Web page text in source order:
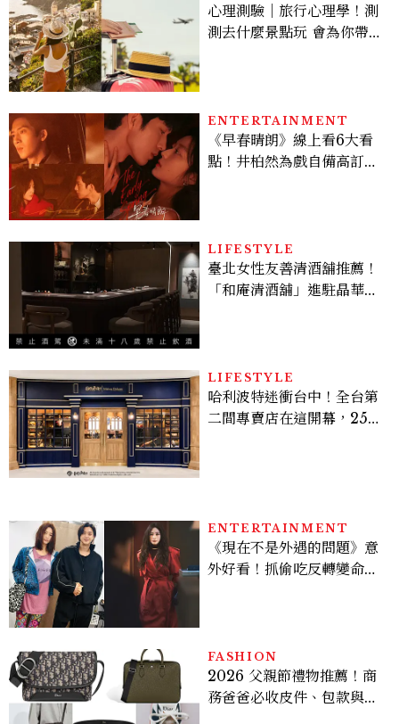
心理測驗｜旅行心理學！測
測去什麼景點玩 會為你帶來
ENTERTAINMENT
《早春晴朗》線上看6大看
點！井柏然為戲自備高訂，
LIFESTYLE
臺北女性友善清酒舖推薦！
「和庵清酒舖」進駐晶華酒
LIFESTYLE
哈利波特迷衝台中！全台第
二間專賣店在這開幕，25週
ENTERTAINMENT
《現在不是外遇的問題》意
外好看！抓偷吃反轉變命
看點懶人包
FASHION
2026 父親節禮物推薦！商
務爸爸必收皮件、包款與鞋